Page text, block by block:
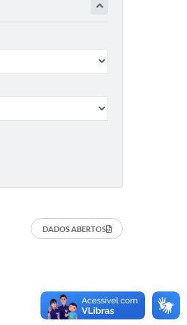
DADOS ABERTOS